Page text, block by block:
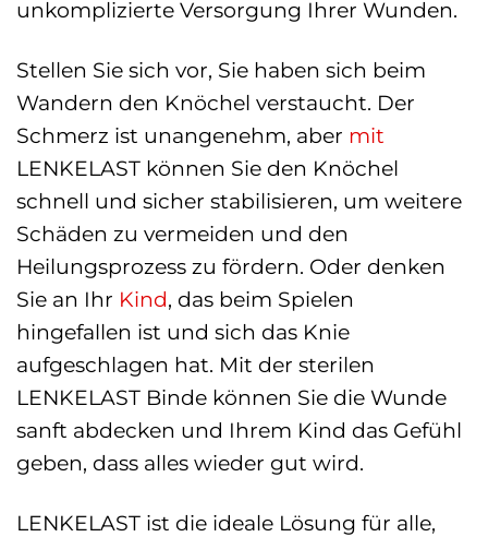
unkomplizierte Versorgung Ihrer Wunden.
Stellen Sie sich vor, Sie haben sich beim
Wandern den Knöchel verstaucht. Der
Schmerz ist unangenehm, aber mit
LENKELAST können Sie den Knöchel
schnell und sicher stabilisieren, um weitere
Schäden zu vermeiden und den
Heilungsprozess zu fördern. Oder denken
Sie an Ihr Kind, das beim Spielen
hingefallen ist und sich das Knie
aufgeschlagen hat. Mit der sterilen
LENKELAST Binde können Sie die Wunde
sanft abdecken und Ihrem Kind das Gefühl
geben, dass alles wieder gut wird.
LENKELAST ist die ideale Lösung für alle,